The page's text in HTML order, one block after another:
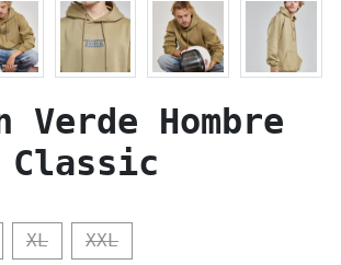
Verde Hombre
Classic
XL XXL